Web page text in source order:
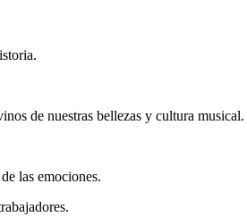
de nuestras bellezas y cultura musical.
las emociones.